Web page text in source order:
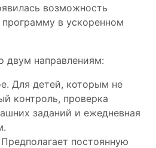
возможность
в ускоренном
двум направлениям:
Для детей, которым не
контроль, проверка
заданий и ежедневная
постоянную